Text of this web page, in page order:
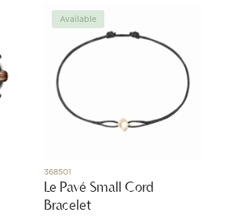
Available
368501
Le Pavé Small Cord
Bracelet